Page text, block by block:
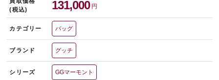
(税込)
131,000 円
カテゴリー バッグ
ブランド グッチ
シリーズ GGマーモント